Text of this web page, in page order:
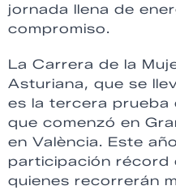
jornada llena de
compromiso.
La Carrera de la
Asturiana, que se
es la tercera prueba
que comenzó en
en València. Este
participación
quienes recorrerán